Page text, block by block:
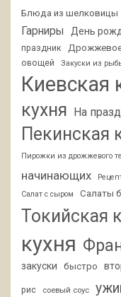
Блюда из шелковицы
Гарниры День
праздник
Дрожжевое
овощей
Закуски из
Киевская
кухня На
Пекинская
Пирожки из дрожжевого
начинающих
Салат с сыром Салаты
Токийская
кухня
закуски
быстро
рис соевый соус